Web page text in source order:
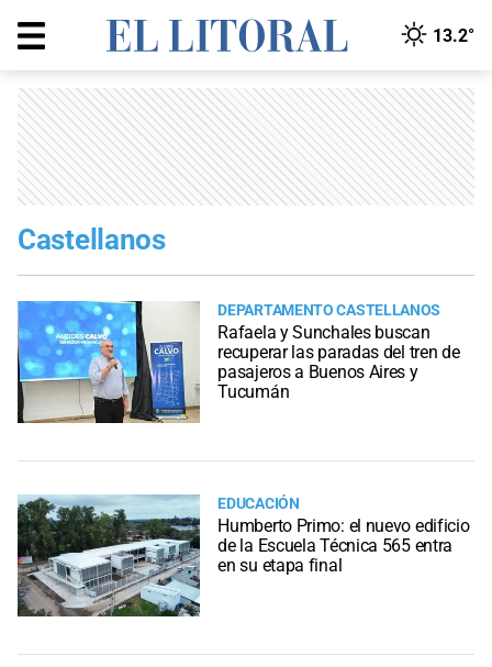
13.2°
Castellanos
DEPARTAMENTO CASTELLANOS
Rafaela y Sunchales buscan
recuperar las paradas del tren de
pasajeros a Buenos Aires y
Tucumán
EDUCACIÓN
Humberto Primo: el nuevo edificio
de la Escuela Técnica 565 entra
en su etapa final